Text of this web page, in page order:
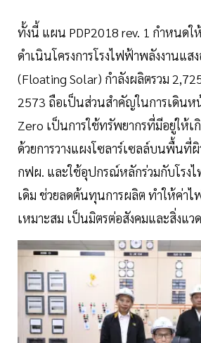
ทั้งนี้ แผน PDP2018 rev. 1 กำหนด
ดำเนินโครงการโรงไฟฟ้าพลังงานแ
(Floating Solar) กำลังผลิตรวม
2573 ถือเป็นส่วนสำคัญในการเดินห
Zero เป็นการใช้ทรัพยากรที่มีอยู่ให้เ
ด้วยการวางแผงโซลาร์เซลล์บนพื้นที่
กฟผ. และใช้อุปกรณ์หลักร่วมกับโรง
เดิม ช่วยลดต้นทุนการผลิต ทำให้ค่า
เหมาะสม เป็นมิตรต่อสังคมและสิ่งแว